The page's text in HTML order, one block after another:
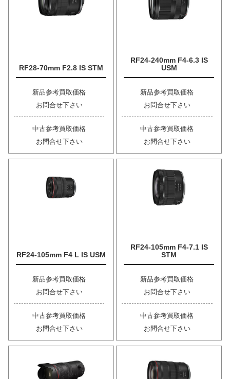
RF28-70mm F2.8 IS STM
新品参考買取価格
お問合せ下さい
中古参考買取価格
お問合せ下さい
RF24-240mm F4-6.3 IS
USM
新品参考買取価格
お問合せ下さい
中古参考買取価格
お問合せ下さい
RF24-105mm F4 L IS USM
新品参考買取価格
お問合せ下さい
中古参考買取価格
お問合せ下さい
RF24-105mm F4-7.1 IS
STM
新品参考買取価格
お問合せ下さい
中古参考買取価格
お問合せ下さい